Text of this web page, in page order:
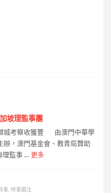
坡理監事團
城考察收獲豐 由澳門中華學
辦，澳門基金會、教青局贊助
理監事 … 更多
事 時事關注